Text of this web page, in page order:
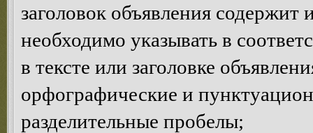
заголовок объявления
необходимо указывать в
в тексте или заголовке
орфографические и
разделительные пробелы;